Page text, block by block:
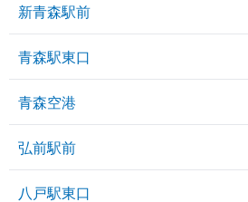
新青森駅前
青森駅東口
青森空港
弘前駅前
八戸駅東口